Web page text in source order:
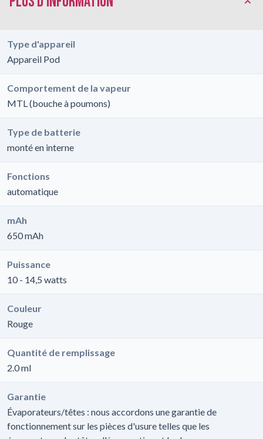
Type d'appareil
Appareil Pod
Comportement de la vapeur
MTL (bouche à poumons)
Type de batterie
monté en interne
Fonctions
automatique
mAh
650 mAh
Puissance
10 - 14,5 watts
Couleur
Rouge
Quantité de remplissage
2.0 ml
Garantie
Évaporateurs/têtes : nous accordons une garantie de
fonctionnement sur les pièces d'usure telles que les